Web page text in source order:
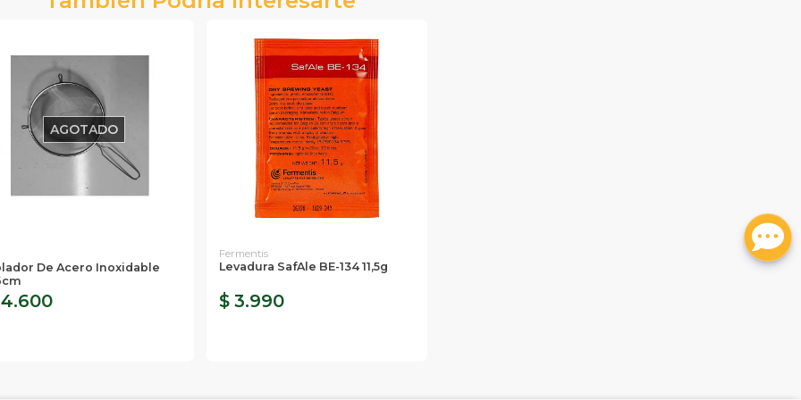
AGOTADO
De Acero Inoxidable
Fermentis
Levadura SafAle BE-134 11,5g
$ 3.990